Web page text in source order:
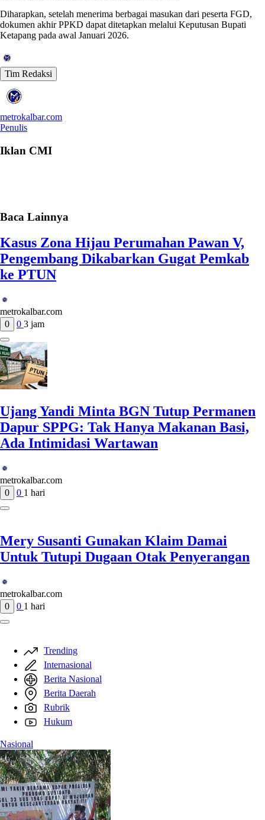
Diharapkan, setelah menerima berbagai masukan dari peserta FGD,
dokumen akhir PPKD dapat ditetapkan melalui Keputusan Bupati
Ketapang pada awal Januari 2026.
Tim Redaksi
metrokalbar.com
Penulis
Iklan CMI
Baca Lainnya
Kasus Zona Hijau Perumahan Pawan V,
Pengembang Dikabarkan Gugat Pemkab
ke PTUN
metrokalbar.com
0
0 3 jam
Ujang Yandi Minta BGN Tutup Permanen
Dapur SPPG: Tak Hanya Makanan Basi,
Ada Intimidasi Wartawan
metrokalbar.com
0
0 1 hari
Mery Susanti Gunakan Klaim Damai
Untuk Tutupi Dugaan Otak Penyerangan
metrokalbar.com
0
0 1 hari
Trending
Internasional
Berita Nasional
Berita Daerah
Rubrik
Hukum
Nasional